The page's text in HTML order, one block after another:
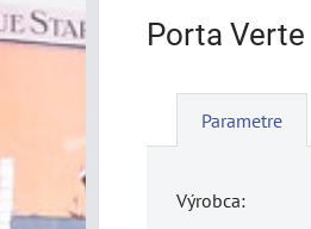
Porta
Parametre
Výrobca: